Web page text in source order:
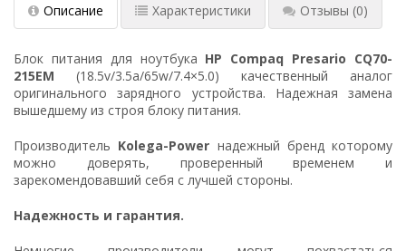
Описание Характеристики Отзывы (0)
Блок питания для ноутбука HP Compaq Presario CQ70-
215EM (18.5v/3.5a/65w/7.4×5.0) качественный аналог
оригинального зарядного устройства. Надежная замена
вышедшему из строя блоку питания.
Производитель Kolega-Power надежный бренд которому
можно доверять, проверенный временем и
зарекомендовавший себя с лучшей стороны.
Надежность и гарантия.